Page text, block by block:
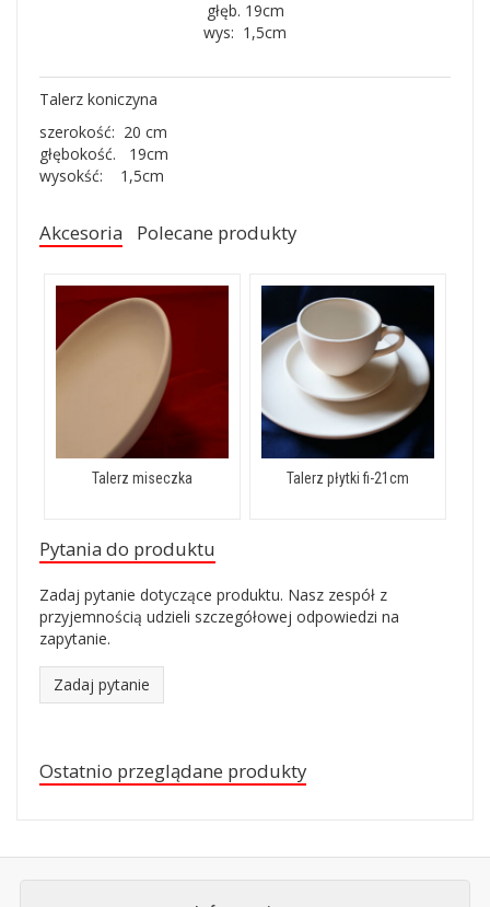
głęb. 19cm
wys: 1,5cm
Talerz koniczyna
szerokość: 20 cm
głębokość. 19cm
wysokść: 1,5cm
Akcesoria Polecane produkty
Talerz miseczka Talerz płytki fi-21cm
Pytania do produktu
Zadaj pytanie dotyczące produktu. Nasz zespół z
przyjemnością udzieli szczegółowej odpowiedzi na
zapytanie.
Zadaj pytanie
Ostatnio przeglądane produkty